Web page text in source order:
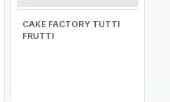
CAKE FACTORY TUTTI
FRUTTI